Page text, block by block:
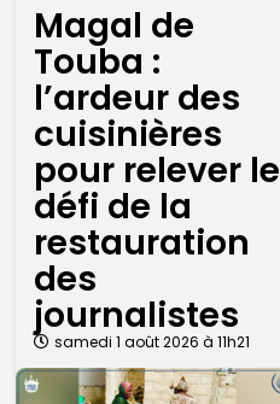
Magal de
Touba :
l’ardeur des
cuisinières
pour relever le
défi de la
restauration
des
journalistes
samedi 1 août 2026 à 11h21